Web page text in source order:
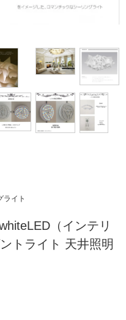
ライト
（インテリ
トライト 天井照明